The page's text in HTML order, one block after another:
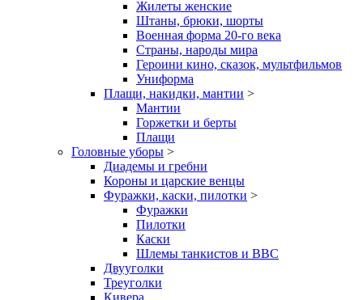
Жилеты женские
Штаны, брюки, шорты
Военная форма 20-го века
Страны, народы мира
Героини кино, сказок, мультфильмов
Униформа
Плащи, накидки, мантии >
Мантии
Горжетки и берты
Плащи
Головные уборы >
Диадемы и гребни
Короны и царские венцы
Фуражки, каски, пилотки >
Фуражки
Пилотки
Каски
Шлемы танкистов и ВВС
Двууголки
Треуголки
Кивера